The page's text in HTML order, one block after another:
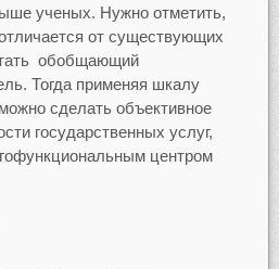
ученых. Нужно отметить,
от существующих
обобщающий
Тогда применяя шкалу
сделать объективное
государственных услуг,
центром